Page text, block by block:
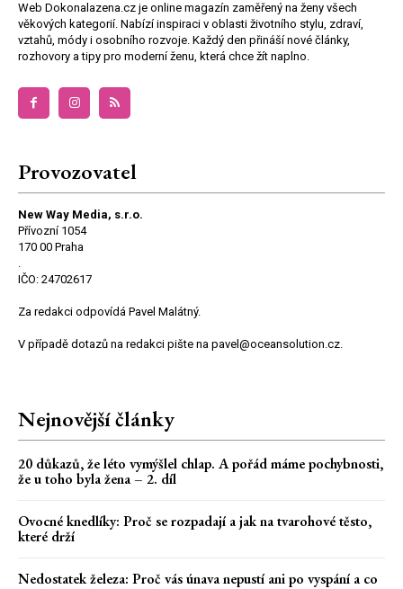
Web Dokonalazena.cz je online magazín zaměřený na ženy všech
věkových kategorií. Nabízí inspiraci v oblasti životního stylu, zdraví,
vztahů, módy i osobního rozvoje. Každý den přináší nové články,
rozhovory a tipy pro moderní ženu, která chce žít naplno.
Provozovatel
New Way Media, s.r.o.
Přívozní 1054
170 00 Praha
IČO: 24702617
Za redakci odpovídá Pavel Malátný.
V případě dotazů na redakci pište na pavel@oceansolution.cz.
Nejnovější články
20 důkazů, že léto vymýšlel chlap. A pořád máme pochybnosti,
že u toho byla žena – 2. díl
Ovocné knedlíky: Proč se rozpadají a jak na tvarohové těsto,
které drží
Nedostatek železa: Proč vás únava nepustí ani po vyspání a co